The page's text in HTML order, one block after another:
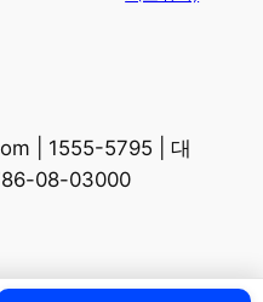
| 1555-5795 | 대
08-03000